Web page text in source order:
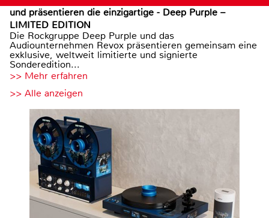
und präsentieren die einzigartige - Deep Purple –
LIMITED EDITION
Die Rockgruppe Deep Purple und das
Audiounternehmen Revox präsentieren gemeinsam eine
exklusive, weltweit limitierte und signierte
Sonderedition...
>> Mehr erfahren
>> Alle anzeigen